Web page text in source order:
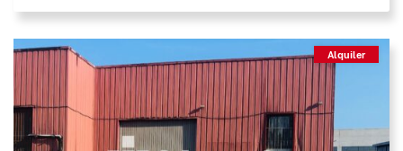
Alquiler